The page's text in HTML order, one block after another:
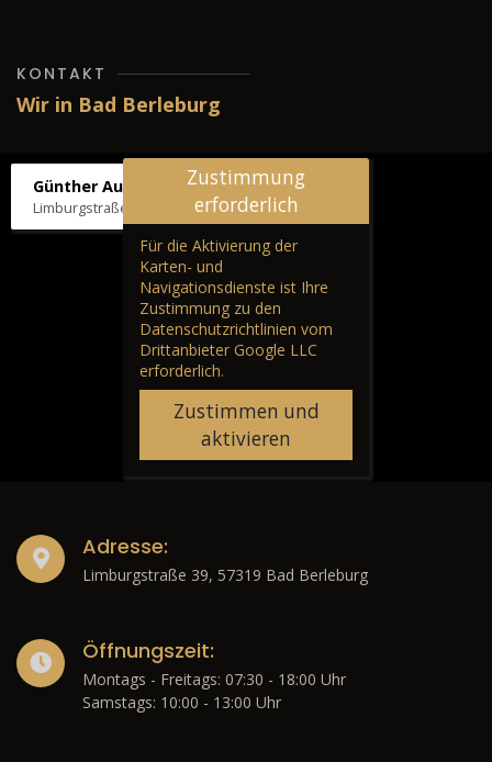
KONTAKT
Wir in Bad Berleburg
Günther Autos & Service
Limburgstraße 39, 57319 Bad Berleburg
Zustimmung
erforderlich
Für die Aktivierung der
Karten- und
Navigationsdienste ist Ihre
Zustimmung zu den
Datenschutzrichtlinien vom
Drittanbieter Google LLC
erforderlich.
Zustimmen und
aktivieren
Adresse:
Limburgstraße 39, 57319 Bad Berleburg
Öffnungszeit:
Montags - Freitags: 07:30 - 18:00 Uhr
Samstags: 10:00 - 13:00 Uhr